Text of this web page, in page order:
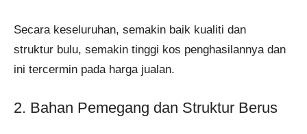
Secara keseluruhan, semakin baik kualiti dan
struktur bulu, semakin tinggi kos penghasilannya dan
ini tercermin pada harga jualan.
2. Bahan Pemegang dan Struktur Berus